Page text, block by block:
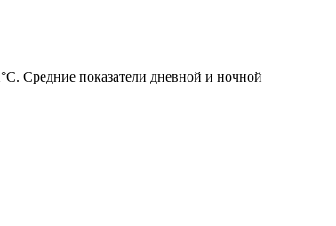
°C. Средние показатели дневной и ночной